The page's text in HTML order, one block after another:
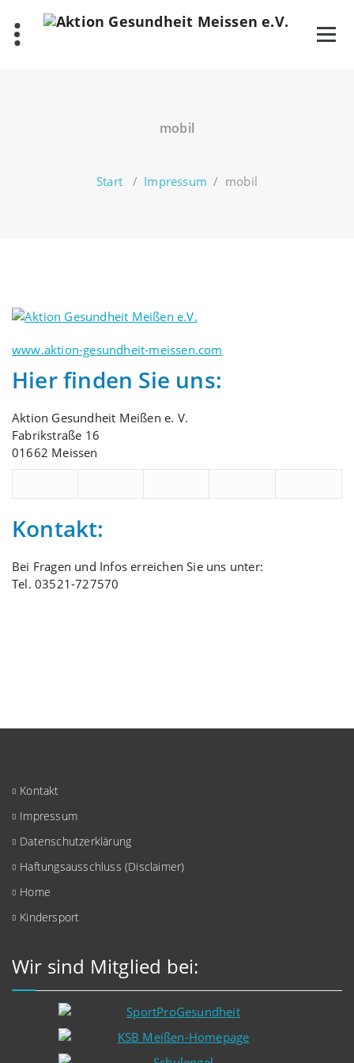
Inhalt
springen
mobil
Start/ Impressum / mobil
www.aktion-gesundheit-meissen.com
Hier finden Sie uns:
Aktion Gesundheit Meißen e. V.
Fabrikstraße 16
01662 Meissen
Kontakt:
Bei Fragen und Infos erreichen Sie uns unter:
Tel. 03521-727570
Kontakt
Impressum
Datenschutzerklärung
Haftungsausschluss (Disclaimer)
Home
Kindersport
Wir sind Mitglied bei: